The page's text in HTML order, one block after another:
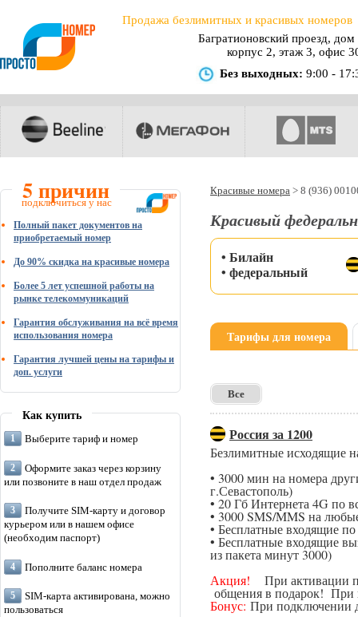
Продажа безлимитных и красивых номеров
Багратионовский проезд, дом
корпус 2, этаж 3, офис
Без выходных: 9:00 -
5 причин
подключиться у нас
Полный пакет документов на
приобретаемый номер
До 90% скидка на красивые номера
Более 5 лет успешной работы на
рынке телекоммуникаций
Гарантия обслуживания на всё время
использования номера
Гарантия лучшей цены на тарифы и
доп. услуги
Как купить
Выберите тариф и номер
Оформите заказ через корзину
или позвоните в наш отдел продаж
Получите SIM-карту и договор
курьером или в нашем офисе
(необходим паспорт)
Пополните баланс номера
SIM-карта активирована, можно
пользоваться
Красивые номера > 8 (936)
Красивый
• Билайн
• федеральный
Тарифы для номера
Все
Россия за 1200
Безлимитные исходящие
• 3000 мин на номера
г.Севастополь)
• 20 Гб Интернета 4G по
• 3000 SMS/MMS на
• Бесплатные входящие
• Бесплатные входящие
из пакета минут 3000)
Акция! При активации
общения в подарок! При
Бонус: При подключении